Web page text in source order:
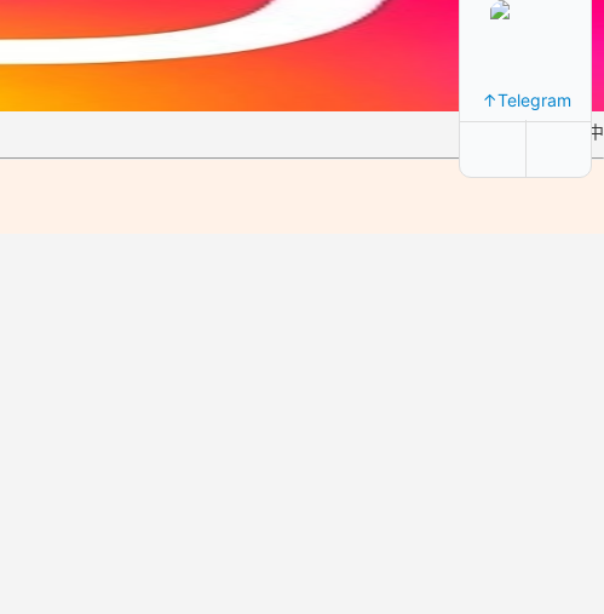
库存:缺货中
↑Telegram